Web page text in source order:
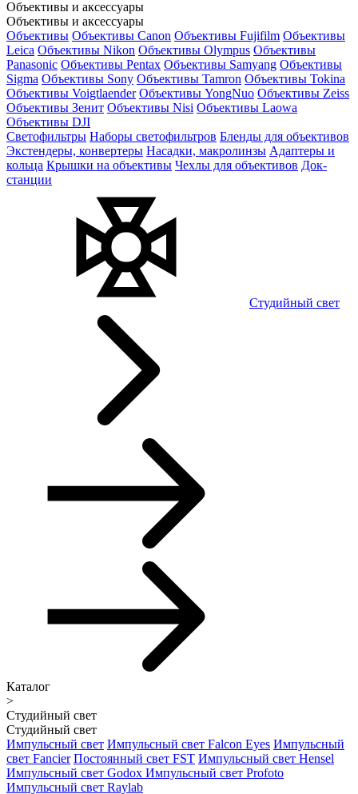
Объективы и аксессуары
Объективы и аксессуары
Объективы Объективы Canon Объективы Fujifilm Объективы
Leica Объективы Nikon Объективы Olympus Объективы
Panasonic Объективы Pentax Объективы Samyang Объективы
Sigma Объективы Sony Объективы Tamron Объективы Tokina
Объективы Voigtlaender Объективы YongNuo Объективы Zeiss
Объективы Зенит Объективы Nisi Объективы Laowa
Объективы DJI
Светофильтры Наборы светофильтров Бленды для объективов
Экстендеры, конвертеры Насадки, макролинзы Адаптеры и
кольца Крышки на объективы Чехлы для объективов Док-
станции
Студийный свет
Каталог
>
Студийный свет
Студийный свет
Импульсный свет Импульсный свет Falcon Eyes Импульсный
свет Fancier Постоянный свет FST Импульсный свет Hensel
Импульсный свет Godox Импульсный свет Profoto
Импульсный свет Raylab